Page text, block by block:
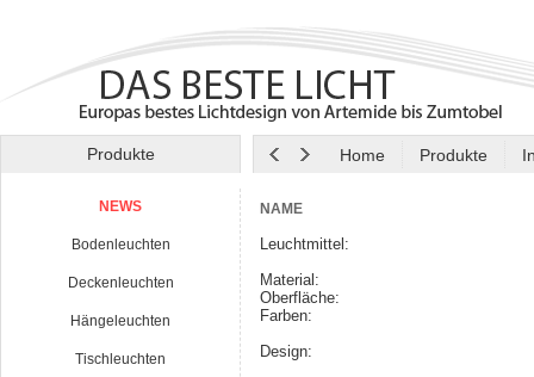
Produkte Home Produkte
NEWS
Bodenleuchten
Deckenleuchten
Hängeleuchten
Tischleuchten
NAME
Leuchtmittel:
Material:
Oberfläche:
Farben:
Design: